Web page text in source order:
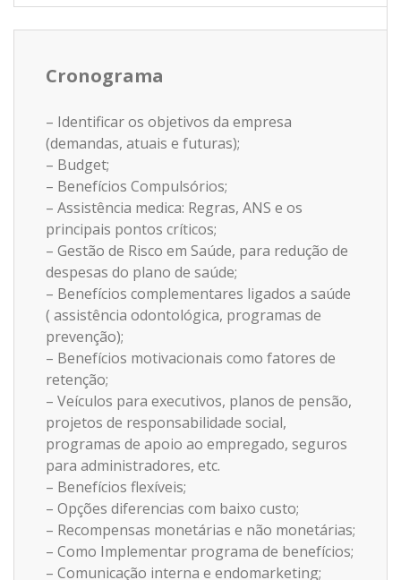
Cronograma
– Identificar os objetivos da empresa
(demandas, atuais e futuras);
– Budget;
– Benefícios Compulsórios;
– Assistência medica: Regras, ANS e os
principais pontos críticos;
– Gestão de Risco em Saúde, para redução de
despesas do plano de saúde;
– Benefícios complementares ligados a saúde
( assistência odontológica, programas de
prevenção);
– Benefícios motivacionais como fatores de
retenção;
– Veículos para executivos, planos de pensão,
projetos de responsabilidade social,
programas de apoio ao empregado, seguros
para administradores, etc.
– Benefícios flexíveis;
– Opções diferencias com baixo custo;
– Recompensas monetárias e não monetárias;
– Como Implementar programa de benefícios;
– Comunicação interna e endomarketing;